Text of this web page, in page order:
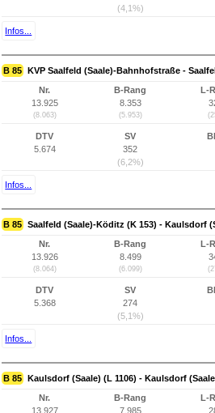
(4,1%)
Infos...
B 85 KVP Saalfeld (Saale)-Bahnhofstraße -
Nr.
13.925
(8.063)
B-Rang
8.353
(5.953)
L-
DTV
5.674
SV
352
(6,2%)
Infos...
B 85 Saalfeld (Saale)-Köditz (K 153) - Kaulsdorf
Nr.
13.926
(8.064)
B-Rang
8.499
(6.099)
L-
DTV
5.368
SV
274
(5,1%)
Infos...
B 85 Kaulsdorf (Saale) (L 1106) - Kaulsdorf
Nr.
13.927
B-Rang
7.985
L-